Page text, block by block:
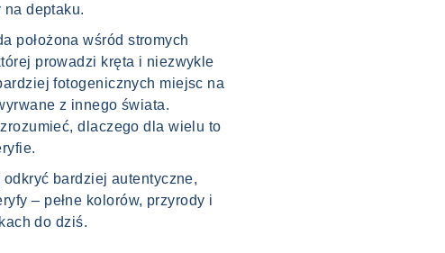
deptaku.
położona wśród stromych
prowadzi kręta i niezwykle
fotogenicznych miejsc na
z innego świata.
dlaczego dla wielu to
bardziej autentyczne,
– pełne kolorów, przyrody i
do dziś.